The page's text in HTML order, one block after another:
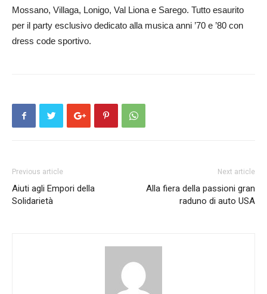
Mossano, Villaga, Lonigo, Val Liona e Sarego. Tutto esaurito
per il party esclusivo dedicato alla musica anni ’70 e ’80 con
dress code sportivo.
Previous article
Aiuti agli Empori della
Solidarietà
Next article
Alla fiera della passioni gran
raduno di auto USA